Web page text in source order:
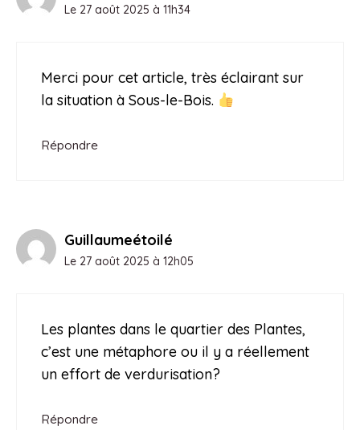
Le 27 août 2025 à 11h34
Merci pour cet article, très éclairant sur
la situation à Sous-le-Bois.
Répondre
Guillaumeétoilé
Le 27 août 2025 à 12h05
Les plantes dans le quartier des Plantes,
c’est une métaphore ou il y a réellement
un effort de verdurisation?
Répondre